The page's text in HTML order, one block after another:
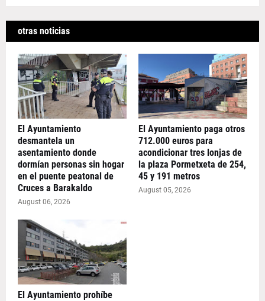
otras noticias
El Ayuntamiento
desmantela un
asentamiento donde
dormían personas sin hogar
en el puente peatonal de
Cruces a Barakaldo
August 06, 2026
El Ayuntamiento paga otros
712.000 euros para
acondicionar tres lonjas de
la plaza Pormetxeta de 254,
45 y 191 metros
August 05, 2026
El Ayuntamiento prohíbe